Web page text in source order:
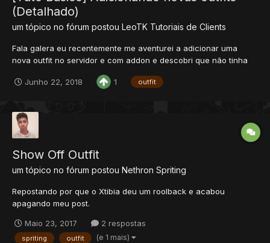
(Detalhado)
um tópico no fórum postou LeoTK Tutoriais de Clients
Fala galera eu recentemente me aventurei a adicionar uma
nova outfit no servidor e com addon e descobri que não tinha
imagens etc... então resolvi pegar tudo o que aprendi e vou
Junho 22, 2018 1 outfit
Show Off Outfit
um tópico no fórum postou Nethron Spriting
Repostando por que o Xtibia deu um roolback e acabou
apagando meu post.
Maio 23, 2017 2 respostas
spriting outfit (e 1 mais)